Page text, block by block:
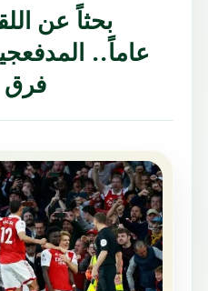
عاماً..
فرق